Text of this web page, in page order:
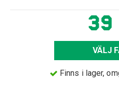
VÄLJ
Finns i lager,